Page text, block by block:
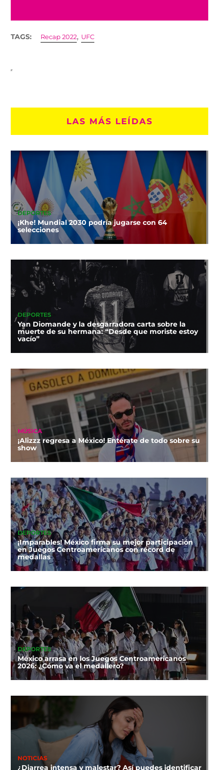
TAGS: Recap 2022, UFC
LAS MÁS LEÍDAS
DEPORTES
¡Khe! Mundial 2030 podría jugarse con 64
selecciones
DEPORTES
Yan Diomande y la desgarradora carta sobre la
muerte de su hermana: “Desde que moriste estoy
vacío”
MÚSICA
¡Alizzz regresa a México! Entérate de todo sobre su
show
DEPORTES
¡Imparables! México firma su mejor participación
en Juegos Centroamericanos con récord de
medallas
DEPORTES
México arrasa en los Juegos Centroamericanos
2026: ¿Cómo va el medallero?
NOTICIAS
¿Diarrea intensa y malestar? Así puedes identificar